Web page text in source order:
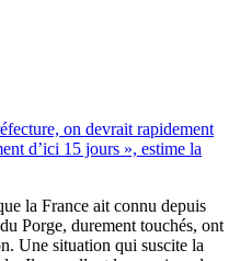
on devrait rapidement
d’ici 15 jours », estime la
la France ait connu depuis
Porge, durement touchés, ont
Une situation qui suscite la